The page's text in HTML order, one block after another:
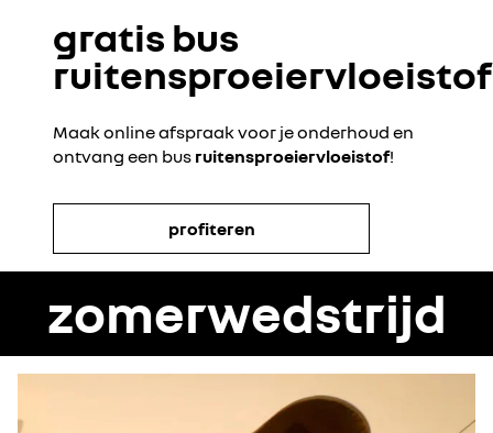
gratis bus
Maak online afspraak voor je onderhoud en
ontvang een bus ruitensproeiervloeistof!
profiteren
zomerwedstrijd